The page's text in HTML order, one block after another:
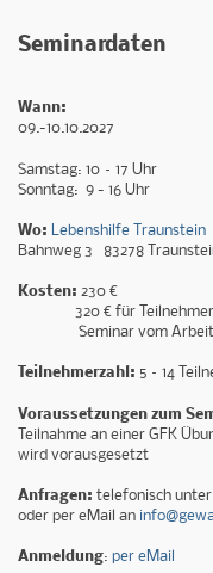
Seminardaten
Wann:
09.-10.10.2027
Samstag: 10 – 17 Uhr
Sonntag: 9 - 16 Uhr
Wo: Lebenshilfe Traunstein
Bahnweg 3 83278
Kosten: 230 €
320 € für
Seminar vom
Teilnehmerzahl: 5 – 14
Voraussetzungen zum
Teilnahme an einer GFK
wird vorausgesetzt
Anfragen: telefonisch unter
oder per eMail an
Anmeldung: per eMail